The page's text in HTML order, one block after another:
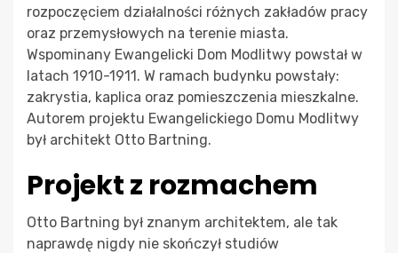
rozpoczęciem działalności różnych zakładów pracy
oraz przemysłowych na terenie miasta.
Wspominany Ewangelicki Dom Modlitwy powstał w
latach 1910-1911. W ramach budynku powstały:
zakrystia, kaplica oraz pomieszczenia mieszkalne.
Autorem projektu Ewangelickiego Domu Modlitwy
był architekt Otto Bartning.
Projekt z rozmachem
Otto Bartning był znanym architektem, ale tak
naprawdę nigdy nie skończył studiów